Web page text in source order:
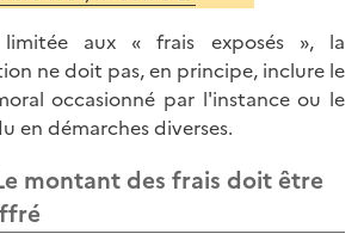
aux « frais exposés », la
ne doit pas, en principe, inclure le
occasionné par l'instance ou le
en démarches diverses.
montant des frais doit être